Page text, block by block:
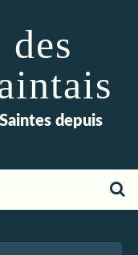
depuis